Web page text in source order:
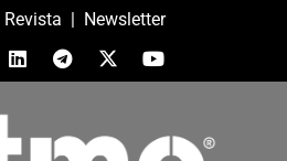
Revista | Newsletter